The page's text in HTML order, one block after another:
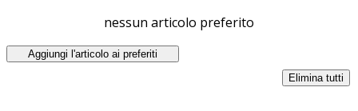
nessun articolo preferito